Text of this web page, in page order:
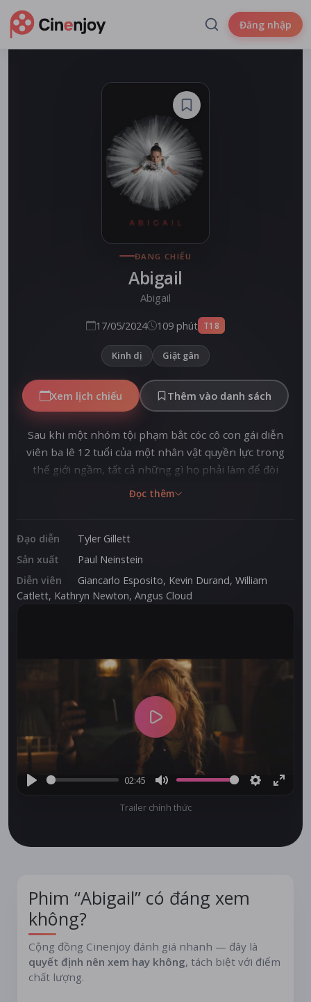
Đăng nhập
ĐANG CHIẾU
Abigail
Abigail
17/05/2024 109 phút T18
Kinh dị Giật gân
Xem lịch chiếu Thêm vào danh sách
Sau khi một nhóm tội phạm bắt cóc cô con gái diễn
viên ba lê 12 tuổi của một nhân vật quyền lực trong
thế giới ngầm, tất cả những gì họ phải làm để đòi
khoản tiền chuộc 50 triệu USD là theo dõi cô gái qua
đêm. Trong một biệt thự biệt lập, những kẻ bắt giữ
ra, trong nỗi kinh hoàng ngày càng tăng, họ bị nhốt
bên trong với một cô bé không hề bình thường.
Đọc thêm
Đạo diễn
Tyler Gillett
Sản xuất
Paul Neinstein
Diễn viên
Giancarlo Esposito, Kevin Durand, William
Catlett, Kathryn Newton, Angus Cloud
02:45
Play
Trailer chính thức
Phim “Abigail” có đáng xem
không?
Cộng đồng Cinenjoy đánh giá nhanh — đây là
quyết định nên xem hay không, tách biệt với điểm
chất lượng.